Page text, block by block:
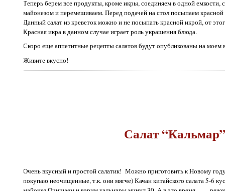
Теперь берем все продукты, кроме икры, соединяем в одной емкости,
майонезом и перемешиваем. Перед подачей на стол посыпаем
Данный салат из креветок можно и не посыпать красной икрой, от
Красная икра в данном случае играет роль украшения блюда.
Скоро еще аппетитные рецепты салатов будут опубликованы на моем
Живите вкусно!
Салат
Очень вкусный и простой салатик! Можно приготовить к Новому
покупаю неочищенные, т.к. они мягче) Качан китайского салата 5-6